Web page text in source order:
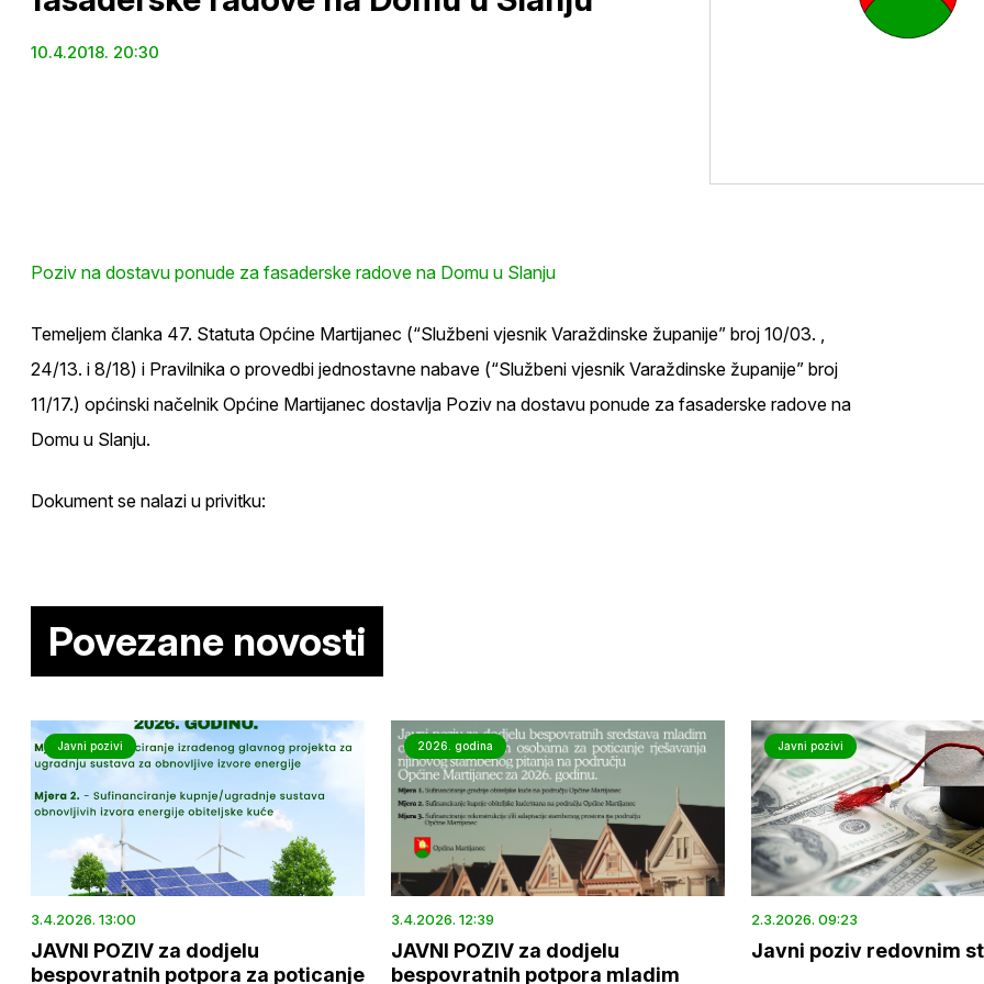
10.4.2018. 20:30
Poziv na dostavu ponude za fasaderske radove na Domu u Slanju
Temeljem članka 47. Statuta Općine Martijanec (“Službeni vjesnik Varaždinske županije” broj 10/03. ,
24/13. i 8/18) i Pravilnika o provedbi jednostavne nabave (“Službeni vjesnik Varaždinske županije” broj
11/17.) općinski načelnik Općine Martijanec dostavlja Poziv na dostavu ponude za fasaderske radove na
Domu u Slanju.
Dokument se nalazi u privitku:
Povezane novosti
Javni pozivi
3.4.2026. 13:00
JAVNI POZIV za dodjelu
bespovratnih potpora za poticanje
2026. godina
3.4.2026. 12:39
JAVNI POZIV za dodjelu
bespovratnih potpora mladim
Javni pozivi
2.3.2026. 09:23
Javni poziv redovnim